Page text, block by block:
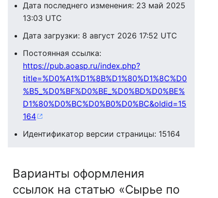
Дата последнего изменения: 23 май 2025
13:03 UTC
Дата загрузки: 8 август 2026 17:52 UTC
Постоянная ссылка:
https://pub.aoasp.ru/index.php?
title=%D0%A1%D1%8B%D1%80%D1%8C%D0
%B5_%D0%BF%D0%BE_%D0%BD%D0%BE%
D1%80%D0%BC%D0%B0%D0%BC&oldid=15
164
Идентификатор версии страницы: 15164
Варианты оформления
ссылок на статью «Сырье по